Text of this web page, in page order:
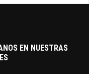
EN NUESTRAS